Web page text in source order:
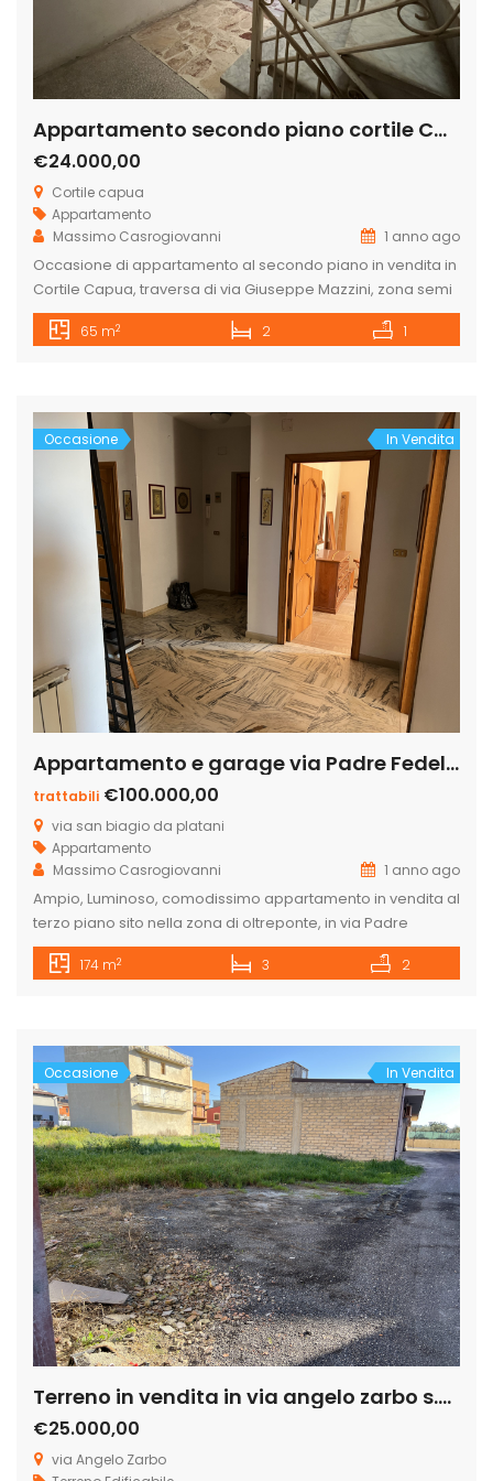
Appartamento secondo piano cortile Capua
€24.000,00
Cortile capua
Appartamento
Massimo Casrogiovanni
1 anno ago
Occasione di appartamento al secondo piano in vendita in
Cortile Capua, traversa di via Giuseppe Mazzini, zona semi
centrale vicinissimo la chiesa di sette spade, composto da
ingresso-soggiorno, angolo cottura finestrato, bagno in
possibilità di acquistare a un prezzo […]
65 m2 2 1
Occasione In Vendita
Appartamento e garage via Padre Fedele da San Biagio n. 4
trattabili €100.000,00
via san biagio da platani
Appartamento
Massimo Casrogiovanni
1 anno ago
Ampio, Luminoso, comodissimo appartamento in vendita al
terzo piano sito nella zona di oltreponte, in via Padre
Fedele da San Biagio, ex traversa di via Costantino Nigra,
composto da un ampio ingresso, un grade salone, due
nella vendita magazzioni con porta in […]
174 m2 3 2
Occasione In Vendita
Terreno in vendita in via angelo zarbo s.n.c
€25.000,00
via Angelo Zarbo